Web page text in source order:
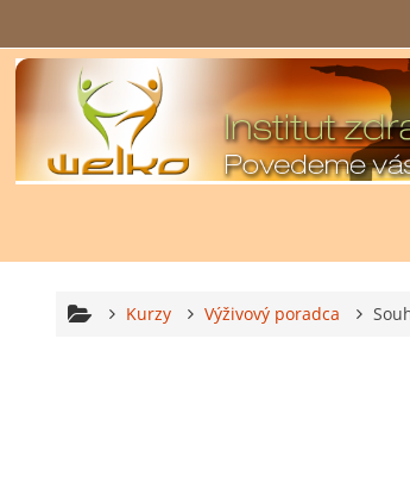
Kurzy Výživový poradca